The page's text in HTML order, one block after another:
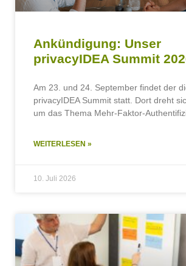
Ankündigung: Unser
privacyIDEA Summit
Am 23. und 24. September findet der
privacyIDEA Summit statt. Dort dreht
um das Thema Mehr-Faktor-
WEITERLESEN »
10. Juli 2026